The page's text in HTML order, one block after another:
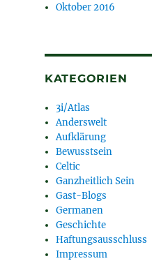
Oktober 2016
KATEGORIEN
3i/Atlas
Anderswelt
Aufklärung
Bewusstsein
Celtic
Ganzheitlich Sein
Gast-Blogs
Germanen
Geschichte
Haftungsausschluss
Impressum